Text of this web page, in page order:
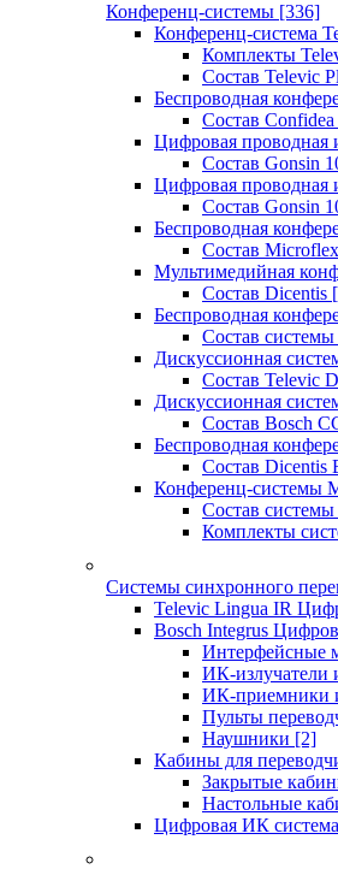
Конференц-системы [336]
Конференц-система
Комплекты
Состав Televic
Беспроводная
Состав
Цифровая проводная
Состав Gonsin
Цифровая проводная
Состав Gonsin
Беспроводная
Состав
Мультимедийная
Состав Dicentis
Беспроводная
Состав
Дискуссионная
Состав Televic
Дискуссионная
Состав Bosch
Беспроводная
Состав Dicentis
Конференц-системы
Состав
Комплекты
Системы синхронного
Televic Lingua IR
Bosch Integrus
Интерфейсные
ИК-излучатели
ИК-приемники
Пульты
Наушники [2]
Кабины для
Закрытые
Настольные
Цифровая ИК